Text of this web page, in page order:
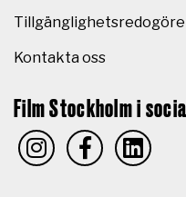
Kontakta oss
Film Stockholm i